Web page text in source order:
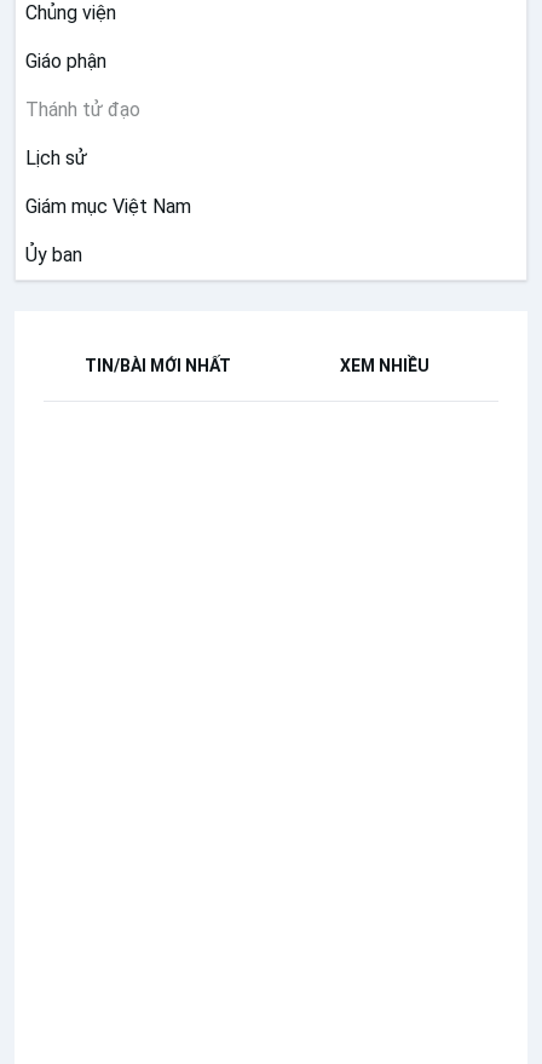
Chủng viện
Giáo phận
Thánh tử đạo
Lịch sử
Giám mục Việt Nam
Ủy ban
TIN/BÀI MỚI NHẤT XEM NHIỀU